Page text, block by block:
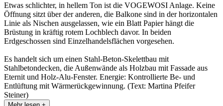
Etwas schlichter, in hellem Ton ist die VOGEWOSI Anlage. Keine
Öffnung sitzt über der anderen, die Balkone sind in der horizontalen
Linie als Nischen ausgelassen, wie ein Blatt Papier hängt die
Brüstung in kräftig rotem Lochblech davor. In beiden
Erdgeschossen sind Einzelhandelsflächen vorgesehen.
Es handelt sich um einen Stahl-Beton-Skelettbau mit
Stahlbetondecken, die Außenwände als Holzbau mit Fassade aus
Eternit und Holz-Alu-Fenster. Energie: Kontrollierte Be- und
Entlüftung mit Wärmerückgewinnung. (Text: Martina Pfeifer
Steiner)